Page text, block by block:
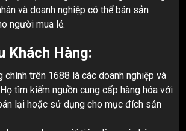
và doanh nghiệp có thể bán sản
người mua lẻ.
Khách Hàng:
chính trên 1688 là các doanh nghiệp và
tìm kiếm nguồn cung cấp hàng hóa với
lại hoặc sử dụng cho mục đích sản